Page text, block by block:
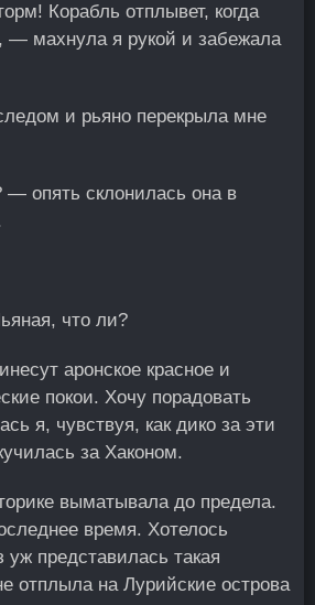
Корабль отплывет, когда
— махнула я рукой и забежала
и рьяно перекрыла мне
опять склонилась она в
что ли?
аронское красное и
покои. Хочу порадовать
я, чувствуя, как дико за эти
за Хаконом.
выматывала до предела.
время. Хотелось
уж представилась такая
отплыла на Лурийские острова